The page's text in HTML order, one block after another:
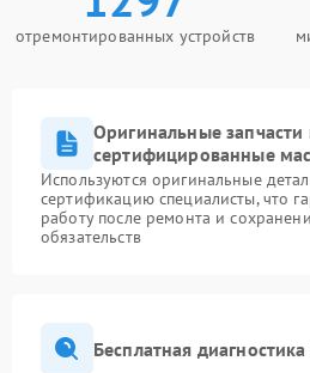
отремонтированных устройств
Оригинальные запчасти
сертифицированные
Используются оригинальные
сертификацию специалисты, что
работу после ремонта и
обязательств
Бесплатная